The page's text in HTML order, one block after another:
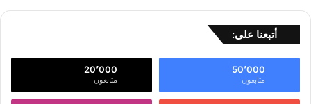
أتبعنا على:
50٬000
متابعون
20٬000
متابعون